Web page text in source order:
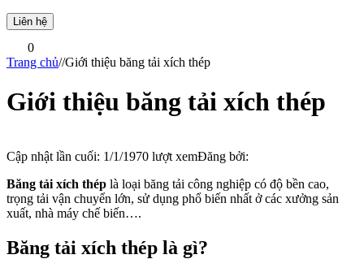
Liên hệ
0
Trang chủ//Giới thiệu băng tải xích thép
Giới thiệu băng tải xích thép
Cập nhật lần cuối: 1/1/1970 lượt xemĐăng bởi:
Băng tải xích thép là loại băng tải công nghiệp có độ bền cao,
trọng tải vận chuyển lớn, sử dụng phổ biến nhất ở các xưởng sản
xuất, nhà máy chế biến….
Băng tải xích thép là gì?